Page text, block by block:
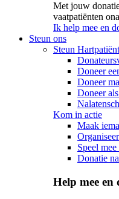
Met jouw
vaatpatiënten
Ik help mee en
Steun ons
Steun
Doneer
Doneer
Doneer
Kom in actie
Maak
Speel
Donatie
Help mee en